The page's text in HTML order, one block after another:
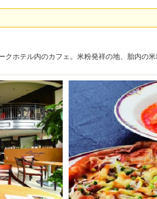
クホテル内のカフェ。米粉発祥の地、胎内の